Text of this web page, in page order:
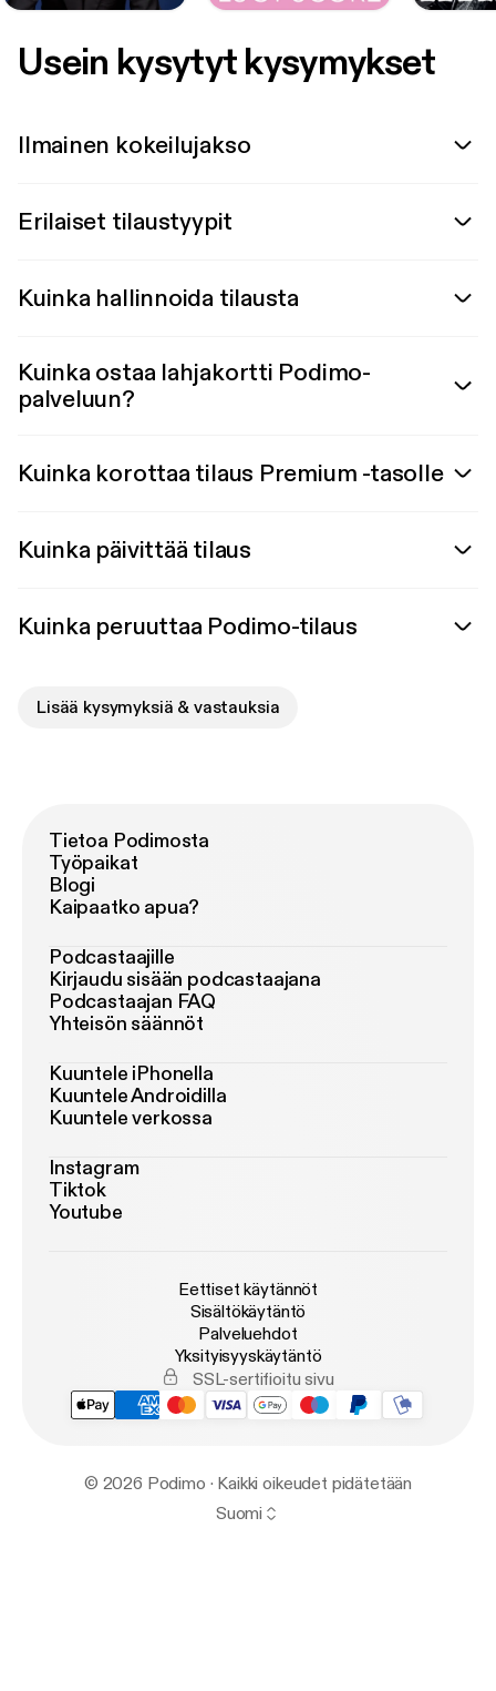
Usein kysytyt kysymykset
Ilmainen kokeilujakso
Erilaiset tilaustyypit
Kuinka hallinnoida tilausta
Kuinka ostaa lahjakortti Podimo-
palveluun?
Kuinka korottaa tilaus Premium -tasolle
Kuinka päivittää tilaus
Kuinka peruuttaa Podimo-tilaus
Lisää kysymyksiä & vastauksia
Tietoa Podimosta
Työpaikat
Blogi
Kaipaatko apua?
Podcastaajille
Kirjaudu sisään podcastaajana
Podcastaajan FAQ
Yhteisön säännöt
Kuuntele iPhonella
Kuuntele Androidilla
Kuuntele verkossa
Instagram
Tiktok
Youtube
Eettiset käytännöt
Sisältökäytäntö
Palveluehdot
Yksityisyyskäytäntö
SSL-sertifioitu sivu
© 2026 Podimo · Kaikki oikeudet pidätetään
Suomi